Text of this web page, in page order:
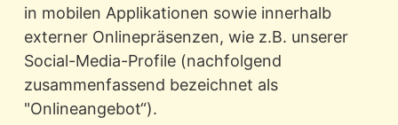
in mobilen Applikationen sowie innerhalb
externer Onlinepräsenzen, wie z.B. unserer
Social-Media-Profile (nachfolgend
zusammenfassend bezeichnet als
"Onlineangebot“).